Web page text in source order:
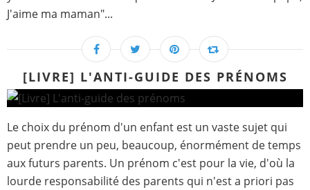
J'aime ma maman"...
[LIVRE] L'ANTI-GUIDE DES PRÉNOMS
Le choix du prénom d'un enfant est un vaste sujet qui
peut prendre un peu, beaucoup, énormément de temps
aux futurs parents. Un prénom c'est pour la vie, d'où la
lourde responsabilité des parents qui n'est a priori pas